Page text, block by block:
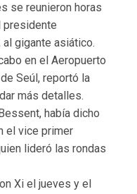
se reunieron horas
presidente
al gigante asiático.
en el Aeropuerto
Seúl, reportó la
más detalles.
había dicho
el vice primer
lideró las rondas
Xi el jueves y el